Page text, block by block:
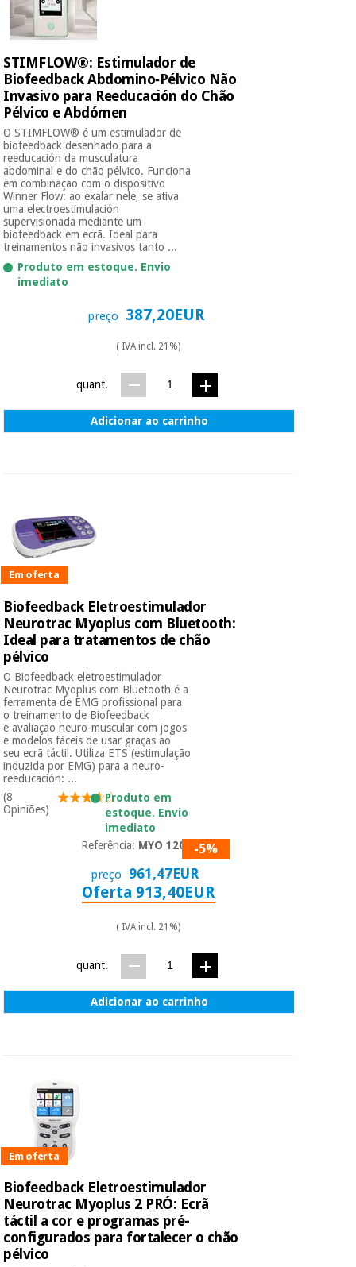
STIMFLOW®: Estimulador de
Biofeedback Abdomino‑Pélvico Não
Invasivo para Reeducación do Chão
Pélvico e Abdómen
O STIMFLOW® é um estimulador de
biofeedback desenhado para a
reeducación da musculatura
abdominal e do chão pélvico. Funciona
em combinação com o dispositivo
Winner Flow: ao exalar nele, se ativa
uma electroestimulación
supervisionada mediante um
biofeedback em ecrã. Ideal para
treinamentos não invasivos tanto ...
Produto em estoque. Envio
imediato
preço 387,20EUR
( IVA incl. 21%)
quant.
Adicionar ao carrinho
Em oferta
Biofeedback Eletroestimulador
Neurotrac Myoplus com Bluetooth:
Ideal para tratamentos de chão
pélvico
O Biofeedback eletroestimulador
Neurotrac Myoplus com Bluetooth é a
ferramenta de EMG profissional para
o treinamento de Biofeedback
e avaliação neuro-muscular com jogos
e modelos fáceis de usar graças ao
seu ecrã táctil. Utiliza ETS (estimulação
induzida por EMG) para a neuro-
reeducación: ...
(8
Opiniões)
Produto em
estoque. Envio
imediato
Referência: MYO 120P -5%
preço 961,47EUR
Oferta 913,40EUR
( IVA incl. 21%)
quant.
Adicionar ao carrinho
Em oferta
Biofeedback Eletroestimulador
Neurotrac Myoplus 2 PRÓ: Ecrã
táctil a cor e programas pré-
configurados para fortalecer o chão
pélvico